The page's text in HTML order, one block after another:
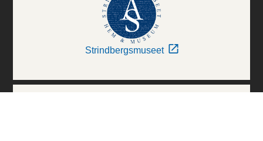
Strindbergsmuseet